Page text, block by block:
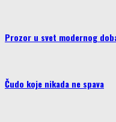
Prozor u svet modernog
Čudo koje nikada ne spava